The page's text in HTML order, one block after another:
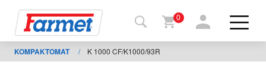
0
KOMPAKTOMAT / K 1000 CF/K1000/93R